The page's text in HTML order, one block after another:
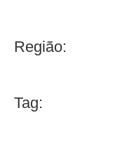
Região:
Tag: